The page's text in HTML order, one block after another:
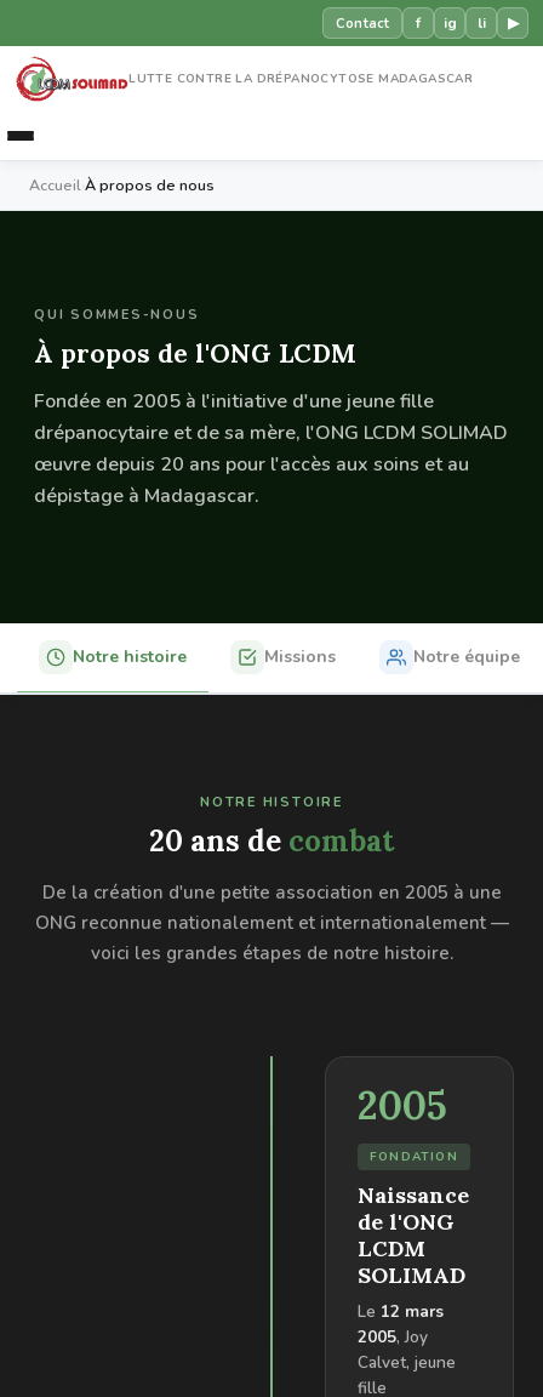
Contact f ig li ▶
LUTTE CONTRE LA DRÉPANOCYTOSE MADAGASCAR
AccueilÀ propos de nous
QUI SOMMES-NOUS
À propos de l'ONG LCDM
Fondée en 2005 à l'initiative d'une jeune fille
drépanocytaire et de sa mère, l'ONG LCDM SOLIMAD
œuvre depuis 20 ans pour l'accès aux soins et au
dépistage à Madagascar.
Notre histoire Missions Notre équipe
NOTRE HISTOIRE
20 ans de combat
De la création d'une petite association en 2005 à une
ONG reconnue nationalement et internationalement —
voici les grandes étapes de notre histoire.
2005
FONDATION
Naissance
de l'ONG
LCDM
SOLIMAD
Le 12 mars
2005, Joy
Calvet, jeune
fille